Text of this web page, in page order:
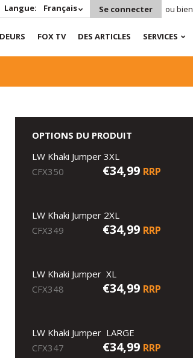
Langue: Français Se connecter ou bien
FOX TV DES ARTICLES SERVICES
OPTIONS DU PRODUIT
LW Khaki Jumper 3XL
CFX350
€34,99 RRP
LW Khaki Jumper 2XL
CFX349
€34,99 RRP
LW Khaki Jumper XL
CFX348
€34,99 RRP
LW Khaki Jumper LARGE
CFX347
€34,99 RRP